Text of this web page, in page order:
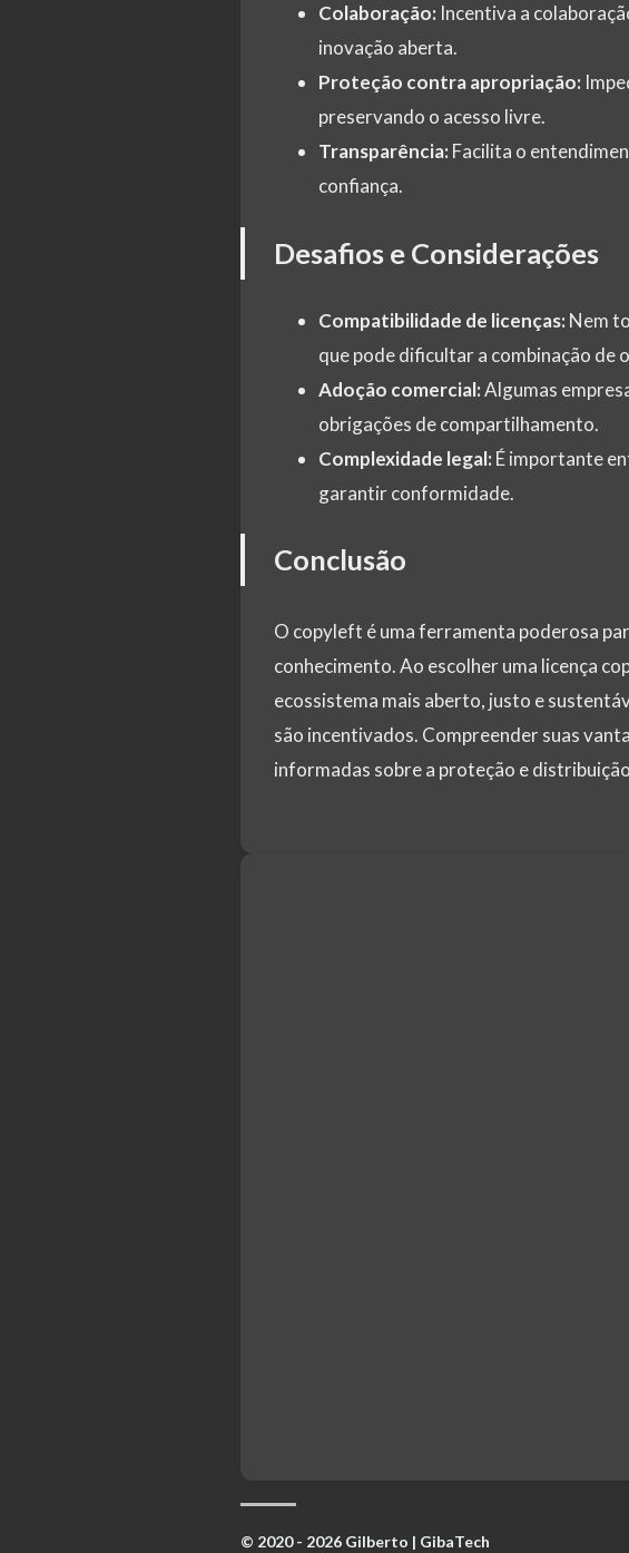
Colaboração: Incentiva a
inovação aberta.
Proteção contra apropriação:
preservando o acesso livre.
Transparência: Facilita o
confiança.
Desafios e Considerações
Compatibilidade de licenças: Nem
que pode dificultar a combinação de
Adoção comercial:Algumas
obrigações de compartilhamento.
Complexidade legal: É importante
garantir conformidade.
Conclusão
O copyleft é uma ferramenta poderosa
conhecimento. Ao escolher uma licença
ecossistema mais aberto, justo e
são incentivados. Compreender suas
informadas sobre a proteção e
© 2020 - 2026 Gilberto | GibaTech